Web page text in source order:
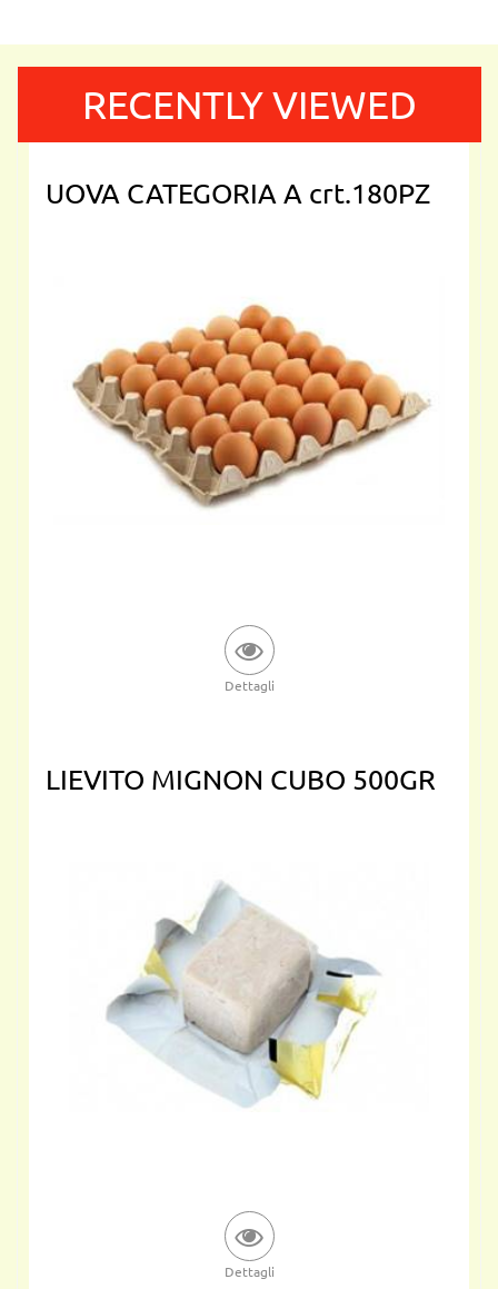
RECENTLY VIEWED
UOVA CATEGORIA A crt.180PZ
Dettagli
LIEVITO MIGNON CUBO 500GR
Dettagli